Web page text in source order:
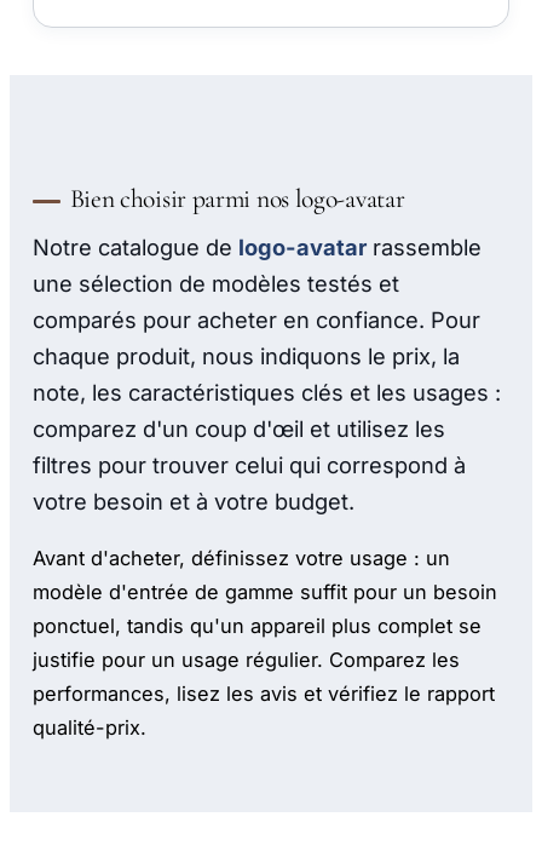
Bien choisir parmi nos logo-avatar
Notre catalogue de logo-avatar rassemble
une sélection de modèles testés et
comparés pour acheter en confiance. Pour
chaque produit, nous indiquons le prix, la
note, les caractéristiques clés et les usages :
comparez d'un coup d'œil et utilisez les
filtres pour trouver celui qui correspond à
votre besoin et à votre budget.
Avant d'acheter, définissez votre usage : un
modèle d'entrée de gamme suffit pour un besoin
ponctuel, tandis qu'un appareil plus complet se
justifie pour un usage régulier. Comparez les
performances, lisez les avis et vérifiez le rapport
qualité-prix.